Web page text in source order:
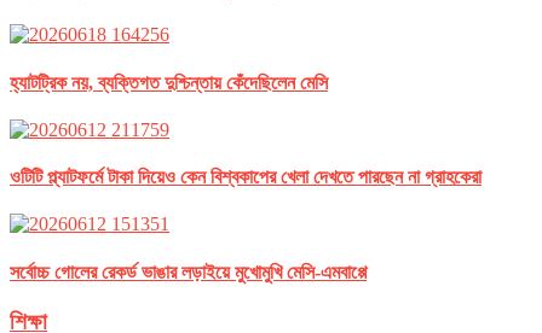
হ্যাটট্রিক নয়, ব্যক্তিগত দুশ্চিন্তায় কেঁদেছিলেন মেসি
ওটিটি প্ল্যাটফর্মে টাকা দিয়েও কেন বিশ্বকাপের খেলা দেখতে পারছেন না গ্রাহকেরা
সর্বোচ্চ গোলের রেকর্ড ভাঙার লড়াইয়ে মুখোমুখি মেসি-এমবাপ্পে
শিক্ষা